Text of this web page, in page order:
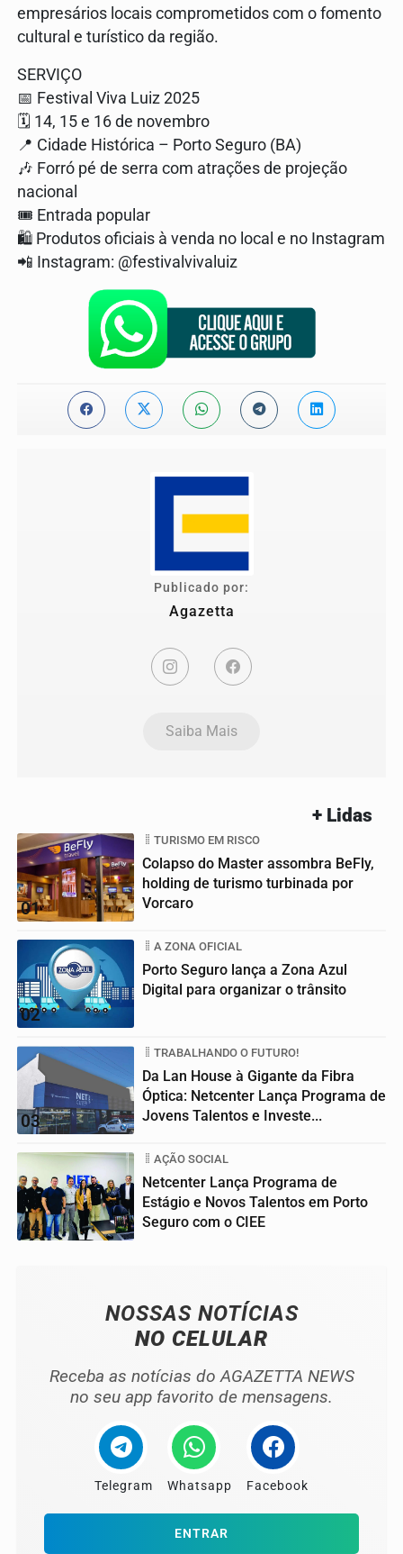
empresários locais comprometidos com o fomento
cultural e turístico da região.
SERVIÇO
📅 Festival Viva Luiz 2025
🗓️ 14, 15 e 16 de novembro
📍 Cidade Histórica – Porto Seguro (BA)
🎶 Forró pé de serra com atrações de projeção
nacional
🎟️ Entrada popular
🛍️ Produtos oficiais à venda no local e no Instagram
📲 Instagram: @festivalvivaluiz
Publicado por:
Agazetta
Saiba Mais
+ Lidas
01
TURISMO EM RISCO
Colapso do Master assombra BeFly,
holding de turismo turbinada por
Vorcaro
02
A ZONA OFICIAL
Porto Seguro lança a Zona Azul
Digital para organizar o trânsito
03
TRABALHANDO O FUTURO!
Da Lan House à Gigante da Fibra
Óptica: Netcenter Lança Programa de
Jovens Talentos e Investe...
04
AÇÃO SOCIAL
Netcenter Lança Programa de
Estágio e Novos Talentos em Porto
Seguro com o CIEE
NOSSAS NOTÍCIAS
NO CELULAR
Receba as notícias do AGAZETTA NEWS
no seu app favorito de mensagens.
Telegram Whatsapp Facebook
ENTRAR